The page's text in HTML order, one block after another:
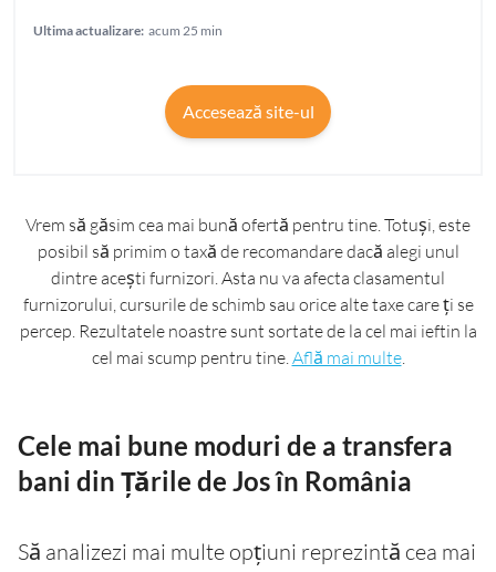
Ultima actualizare: acum 25 min
Accesează site-ul
Vrem să găsim cea mai bună ofertă pentru tine. Totuși, este
posibil să primim o taxă de recomandare dacă alegi unul
dintre acești furnizori. Asta nu va afecta clasamentul
furnizorului, cursurile de schimb sau orice alte taxe care ți se
percep. Rezultatele noastre sunt sortate de la cel mai ieftin la
cel mai scump pentru tine.Află mai multe.
Cele mai bune moduri de a transfera
bani din Țările de Jos în România
Să analizezi mai multe opțiuni reprezintă cea mai